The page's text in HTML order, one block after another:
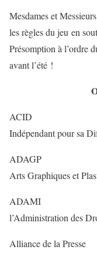
Mesdames et
les règles du jeu en
Présomption à l’ordre
avant l’été !
ACID
Indépendant pour sa
ADAGP
Arts Graphiques et
ADAMI
l’Administration des
Alliance de la Presse